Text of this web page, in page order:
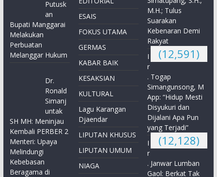
Putusk
an
Bupati Manggarai
Melakukan
Perbuatan
Melanggar Hukum
Dr.
Ronald
Simanj
untak
SH MH: Meninjau
Kembali PERBER 2
Menteri: Upaya
Melindungi
Kebebasan
Beragama di
ESAIS
FOKUS UTAMA
GERMAS
KABAR BAIK
KESAKSIAN
KULTURAL
Lagu Karangan
Djaendar
LIPUTAN KHUSUS
LIPUTAN UMUM
NIAGA
M.H.; Tulus
Suarakan
Kebenaran Demi
Rakyat
(12,591)
I
r
. Togap
Simangunsong, M
App: “Hidup Mesti
Disyukuri dan
Dijalani Apa Pun
yang Terjadi”
(12,128)
I
r
. Janwar Lumban
Gaol: Berkat Tak